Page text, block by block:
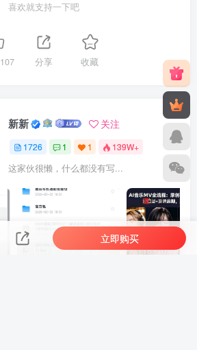
喜欢就支持一下吧
107 分享 收藏
新新 关注
1726 1 1 139W+
这家伙很懒，什么都没有写...
车机导航系统_蘑菇车机_刷机升级固件包
立即购买